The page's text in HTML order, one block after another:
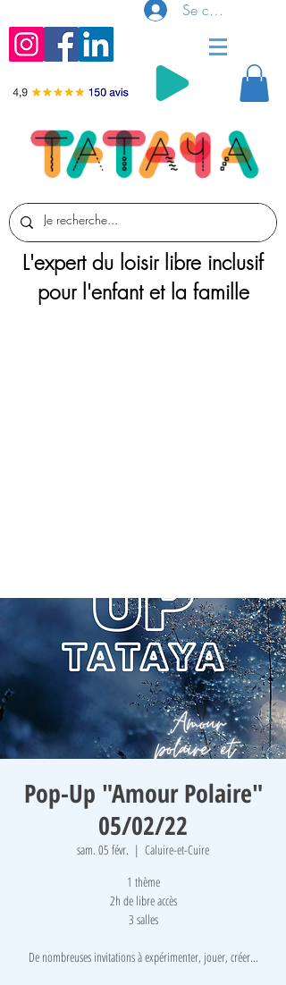
Se connecter
L'expert du loisir libre inclusif
pour l'enfant et la famille
Pop-Up "Amour Polaire"
05/02/22
sam. 05 févr.
  |
Caluire-et-Cuire
1 thème
2h de libre accès
3 salles
De nombreuses invitations à expérimenter, jouer, créer...